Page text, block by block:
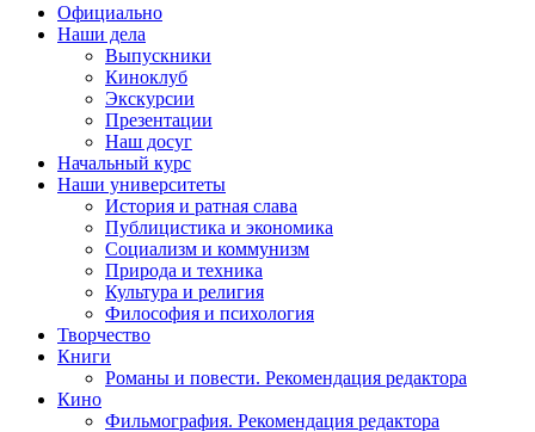
Официально
Наши дела
Выпускники
Киноклуб
Экскурсии
Презентации
Наш досуг
Начальный курс
Наши университеты
История и ратная слава
Публицистика и экономика
Социализм и коммунизм
Природа и техника
Культура и религия
Философия и психология
Творчество
Книги
Романы и повести. Рекомендация редактора
Кино
Фильмография. Рекомендация редактора